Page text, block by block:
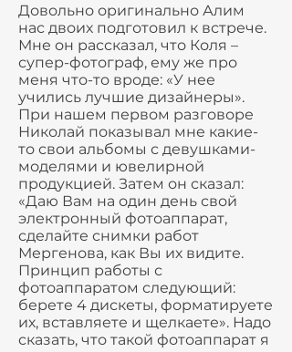
Довольно оригинально Алим
нас двоих подготовил к встрече.
Мне он рассказал, что Коля –
супер-фотограф, ему же про
меня что-то вроде: «У нее
учились лучшие дизайнеры».
При нашем первом разговоре
Николай показывал мне какие-
то свои альбомы с девушками-
моделями и ювелирной
продукцией. Затем он сказал:
«Даю Вам на один день свой
электронный фотоаппарат,
сделайте снимки работ
Мергенова, как Вы их видите.
Принцип работы с
фотоаппаратом следующий:
берете 4 дискеты, форматируете
их, вставляете и щелкаете». Надо
сказать, что такой фотоаппарат я